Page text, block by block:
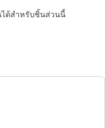
ด้สำหรับชิ้นส่วนนี้